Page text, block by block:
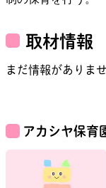
取材情報
まだ情報がありませ
アカシヤ保育